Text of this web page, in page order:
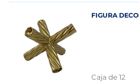
FIGURA
Caja de 12